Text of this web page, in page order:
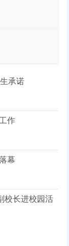
承诺
作
幕
校长进校园活